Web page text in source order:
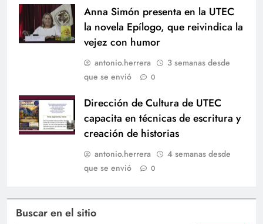
Anna Simón presenta en la UTEC
la novela Epílogo, que reivindica la
vejez con humor
antonio.herrera
3 semanas desde
que se envió
0
Dirección de Cultura de UTEC
capacita en técnicas de escritura y
creación de historias
antonio.herrera
4 semanas desde
que se envió
0
Buscar en el sitio